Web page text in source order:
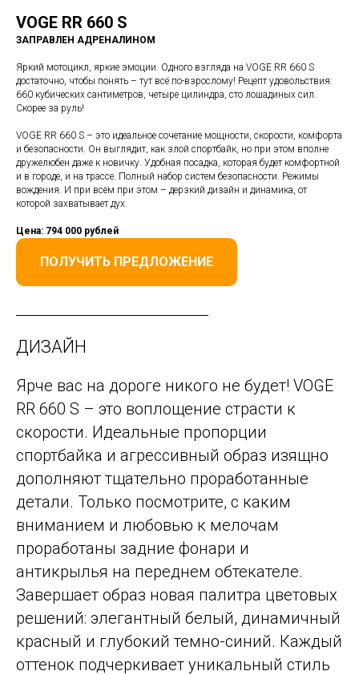
VOGE RR 660 S
ЗАПРАВЛЕН АДРЕНАЛИНОМ
Яркий мотоцикл, яркие эмоции. Одного взгляда на VOGE RR 660 S
достаточно, чтобы понять – тут всё по-взрослому! Рецепт удовольствия:
660 кубических сантиметров, четыре цилиндра, сто лошадиных сил.
Скорее за руль!
VOGE RR 660 S – это идеальное сочетание мощности, скорости, комфорта
и безопасности. Он выглядит, как злой спортбайк, но при этом вполне
дружелюбен даже к новичку. Удобная посадка, которая будет комфортной
и в городе, и на трассе. Полный набор систем безопасности. Режимы
вождения. И при всём при этом – дерзкий дизайн и динамика, от
которой захватывает дух.
Цена: 794 000 рублей
ПОЛУЧИТЬ ПРЕДЛОЖЕНИЕ
ДИЗАЙН
Ярче вас на дороге никого не будет! VOGE
RR 660 S – это воплощение страсти к
скорости. Идеальные пропорции
спортбайка и агрессивный образ изящно
дополняют тщательно проработанные
детали. Только посмотрите, с каким
вниманием и любовью к мелочам
проработаны задние фонари и
антикрылья на переднем обтекателе.
Завершает образ новая палитра цветовых
решений: элегантный белый, динамичный
красный и глубокий темно-синий. Каждый
оттенок подчеркивает уникальный стиль